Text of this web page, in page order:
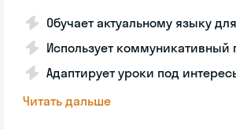
Обучает актуальному языку
Использует
Адаптирует уроки под
Читать дальше